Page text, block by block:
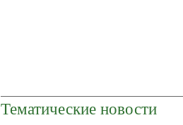
Тематические новости